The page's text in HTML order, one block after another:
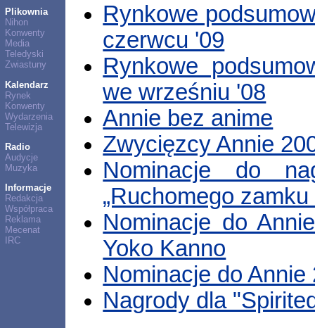
Plikownia
Nihon
Konwenty
Media
Teledyski
Zwiastuny
Kalendarz
Rynek
Konwenty
Wydarzenia
Telewizja
Radio
Audycje
Muzyka
Informacje
Redakcja
Współpraca
Reklama
Mecenat
IRC
Rynkowe
czerwcu '09
Rynkowe
we wrześniu '08
Annie bez anime
Zwycięzcy Annie
Nominacje do
„Ruchomego zamku
Nominacje do
Yoko Kanno
Nominacje do Annie
Nagrody dla